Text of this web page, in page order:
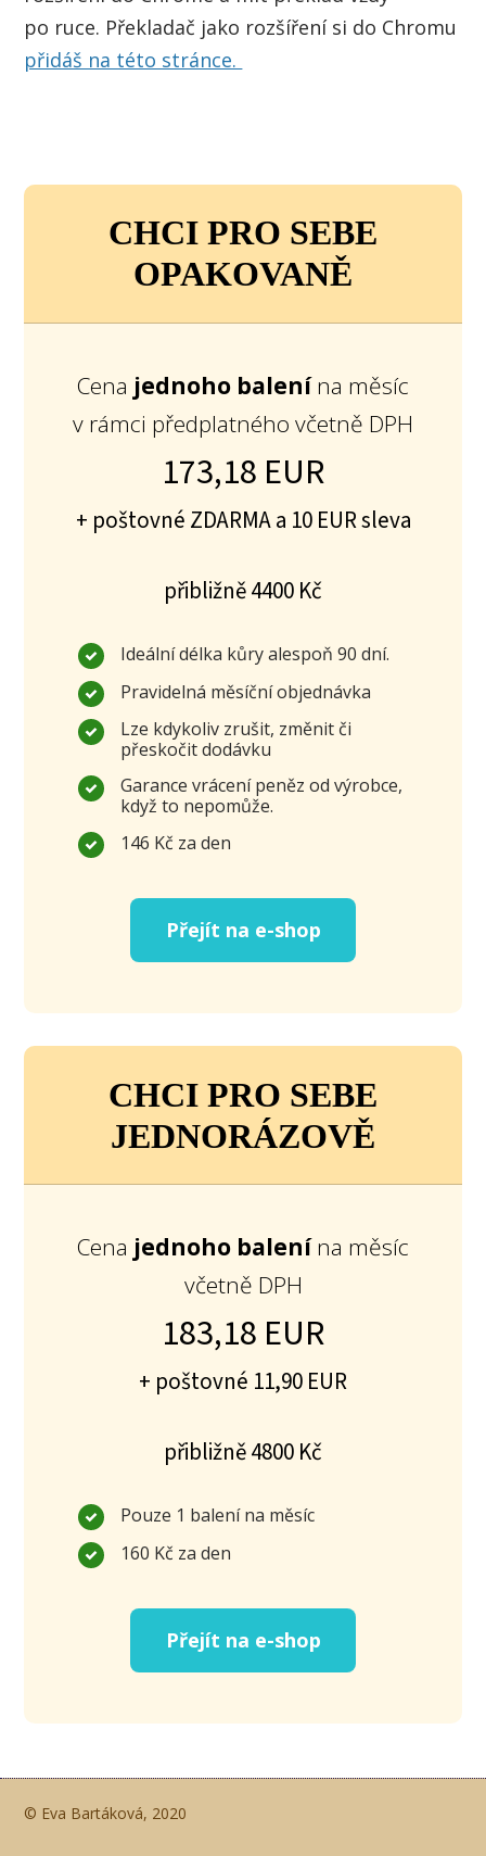
po ruce. Překladač jako rozšíření si do Chromu
přidáš na této stránce.
CHCI PRO SEBE
OPAKOVANĚ
Cena jednoho balenína měsíc
v rámci předplatného včetně DPH
173,18 EUR
+ poštovné ZDARMA a 10 EUR sleva
přibližně 4400 Kč
Ideální délka kůry alespoň 90 dní.
Pravidelná měsíční objednávka
Lze kdykoliv zrušit, změnit či
přeskočit dodávku
Garance vrácení peněz od výrobce,
když to nepomůže.
146 Kč za den
Přejít na e-shop
CHCI PRO SEBE
JEDNORÁZOVĚ
Cena jednoho balenína měsíc
včetně DPH
183,18 EUR
+ poštovné 11,90 EUR
přibližně 4800 Kč
Pouze 1 balení na měsíc
160 Kč za den
Přejít na e-shop
© Eva Bartáková, 2020